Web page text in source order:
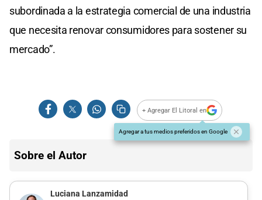
subordinada a la estrategia comercial de una industria
que necesita renovar consumidores para sostener su
mercado”.
+ Agregar El Litoral en
Agregar a tus medios preferidos en Google
Sobre el Autor
Luciana Lanzamidad